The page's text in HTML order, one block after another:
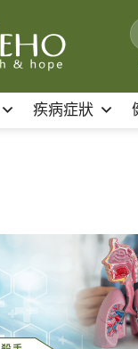
疾病症狀